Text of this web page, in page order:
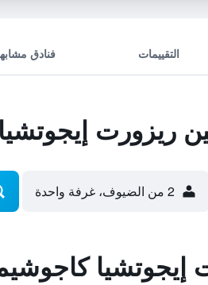
التقييمات فنادق
ريزورت
2 من الضيوف، غرفة واحدة